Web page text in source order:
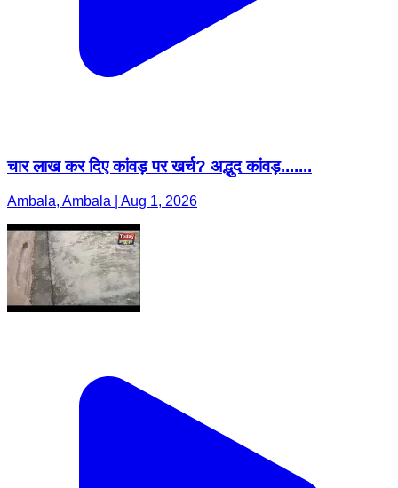
चार लाख कर दिए कांवड़ पर खर्च? अद्भुद कांवड़.......
Ambala, Ambala | Aug 1, 2026